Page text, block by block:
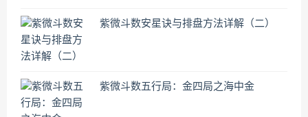
紫微斗数安星诀与排盘方法详解（二）
紫微斗数五行局：金四局之海中金